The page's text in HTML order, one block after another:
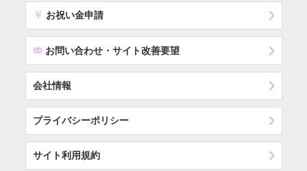
￥ お祝い金申請
Fお問い合わせ・サイト改善要望
会社情報
プライバシーポリシー
サイト利用規約